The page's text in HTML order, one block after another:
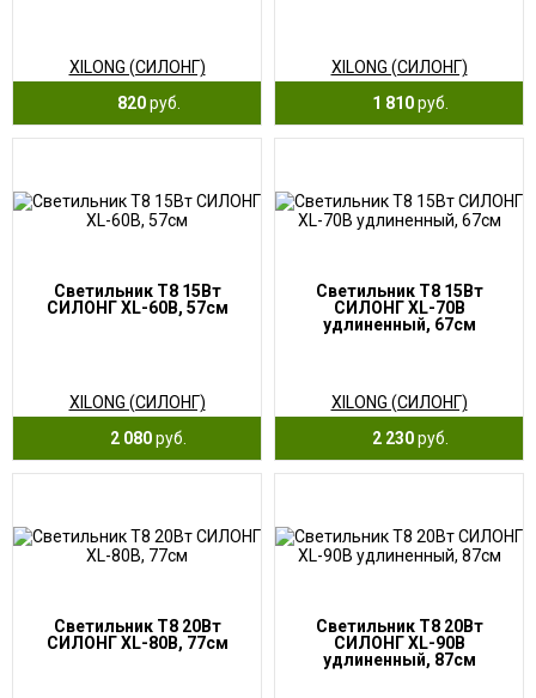
XILONG (СИЛОНГ)
820руб.
XILONG (СИЛОНГ)
1 810руб.
Светильник T8 15Вт
СИЛОНГ XL-60B, 57см
XILONG (СИЛОНГ)
2 080руб.
Светильник T8 15Вт
СИЛОНГ XL-70B
удлиненный, 67см
XILONG (СИЛОНГ)
2 230руб.
Светильник T8 20Вт
СИЛОНГ XL-80B, 77см
Светильник T8 20Вт
СИЛОНГ XL-90B
удлиненный, 87см